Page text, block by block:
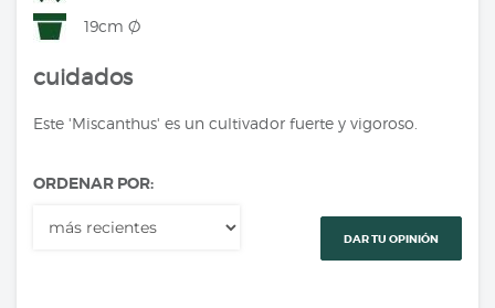
19cm Ø
cuidados
Este 'Miscanthus' es un cultivador fuerte y vigoroso.
ORDENAR POR:
DAR TU OPINIÓN